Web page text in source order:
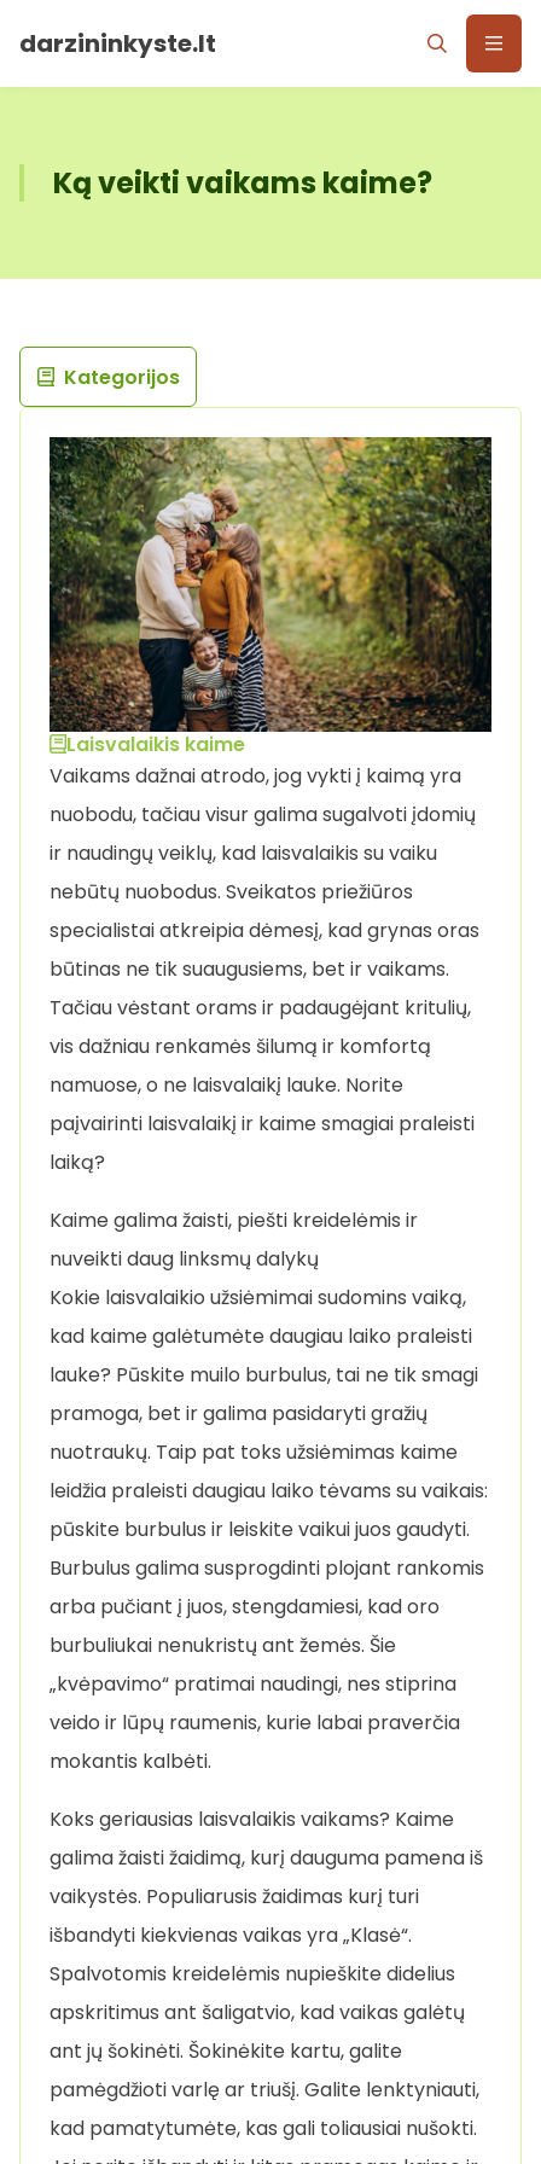
darzininkyste.lt
Ką veikti vaikams kaime?
Laisvalaikis kaime
Vaikams dažnai atrodo, jog vykti į kaimą yra
nuobodu, tačiau visur galima sugalvoti įdomių
ir naudingų veiklų, kad laisvalaikis su vaiku
nebūtų nuobodus. Sveikatos priežiūros
specialistai atkreipia dėmesį, kad grynas oras
būtinas ne tik suaugusiems, bet ir vaikams.
Tačiau vėstant orams ir padaugėjant kritulių,
vis dažniau renkamės šilumą ir komfortą
namuose, o ne laisvalaikį lauke. Norite
paįvairinti laisvalaikį ir kaime smagiai praleisti
laiką?
Kaime galima žaisti, piešti kreidelėmis ir
nuveikti daug linksmų dalykų
Kokie laisvalaikio užsiėmimai sudomins vaiką,
kad kaime galėtumėte daugiau laiko praleisti
lauke? Pūskite muilo burbulus, tai ne tik smagi
pramoga, bet ir galima pasidaryti gražių
nuotraukų. Taip pat toks užsiėmimas kaime
leidžia praleisti daugiau laiko tėvams su vaikais:
pūskite burbulus ir leiskite vaikui juos gaudyti.
Burbulus galima susprogdinti plojant rankomis
arba pučiant į juos, stengdamiesi, kad oro
burbuliukai nenukristų ant žemės. Šie
„kvėpavimo“ pratimai naudingi, nes stiprina
veido ir lūpų raumenis, kurie labai praverčia
mokantis kalbėti.
Koks geriausias laisvalaikis vaikams? Kaime
galima žaisti žaidimą, kurį dauguma pamena iš
vaikystės. Populiarusis žaidimas kurį turi
išbandyti kiekvienas vaikas yra „Klasė“.
Spalvotomis kreidelėmis nupieškite didelius
apskritimus ant šaligatvio, kad vaikas galėtų
ant jų šokinėti. Šokinėkite kartu, galite
pamėgdžioti varlę ar triušį. Galite lenktyniauti,
kad pamatytumėte, kas gali toliausiai nušokti.
Kategorijos